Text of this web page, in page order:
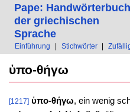
Pape: Handwörterbuch
der griechischen
Sprache
Einführung Stichwörter
ὑπο-θήγω
[1217] ὑπο-θήγω, ein wenig